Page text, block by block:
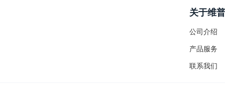
关于维普
公司介绍
产品服务
联系我们